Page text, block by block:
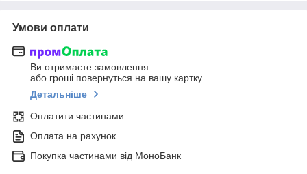
Умови оплати
Ви отримаєте замовлення
або гроші повернуться на вашу картку
Детальніше
Оплатити частинами
Оплата на рахунок
Покупка частинами від МоноБанк